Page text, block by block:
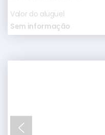
Valor do aluguel
Sem informação